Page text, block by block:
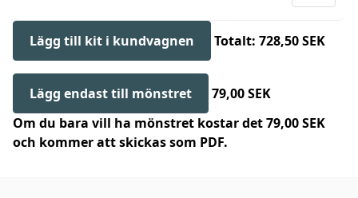
Lägg till kit i kundvagnen Totalt: 728,50 SEK
Lägg endast till mönstret
79,00 SEK
Om du bara vill ha mönstret kostar det 79,00 SEK
och kommer att skickas som PDF.